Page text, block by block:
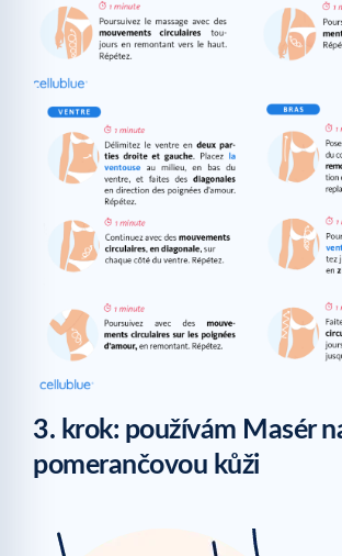
3. krok: používám Masér
pomerančovou kůži